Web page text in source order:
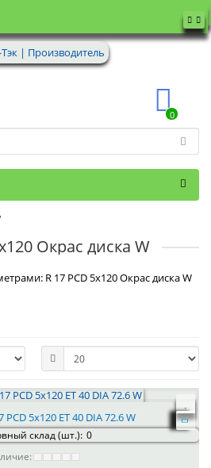
0
Окрас диска W
R 17 PCD 5x120 Окрас диска W
PCD 5x120 ET 40 DIA 72.6 W
склад (шт.): 0